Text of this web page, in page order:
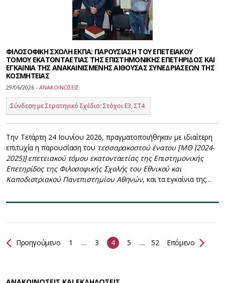
ΦΙΛΟΣΟΦΙΚΗ ΣΧΟΛΗ ΕΚΠΑ: ΠΑΡΟΥΣΙΑΣΗ ΤΟΥ ΕΠΕΤΕΙΑΚΟΥ
ΤΟΜΟΥ ΕΚΑΤΟΝΤΑΕΤΙΑΣ ΤΗΣ ΕΠΙΣΤΗΜΟΝΙΚΗΣ ΕΠΕΤΗΡΙΔΟΣ ΚΑΙ
ΕΓΚΑΙΝΙΑ ΤΗΣ ΑΝΑΚΑΙΝΙΣΜΕΝΗΣ ΑΙΘΟΥΣΑΣ ΣΥΝΕΔΡΙΑΣΕΩΝ ΤΗΣ
ΚΟΣΜΗΤΕΙΑΣ
29/06/2026 - ΑΝΑΚΟΙΝΩΣΕΙΣ
Σύνδεση με Στρατηγικό Σχέδιο: Στόχοι Ε3, ΣΤ4
Την Τετάρτη 24 Ιουνίου 2026, πραγματοποιήθηκαν με ιδιαίτερη
επιτυχία η παρουσίαση του τεσσαρακοστού ένατου [ΜΘ΄ (2024-
2025)] επετειακού τόμου εκατονταετίας της Επιστημονικής
Επετηρίδος της Φιλοσοφικής Σχολής του Εθνικού και
Καποδιστριακού Πανεπιστημίου Αθηνών, και τα εγκαίνια της…
Προηγούμενο 1 .... 3 4 5 .... 52 Επόμενο